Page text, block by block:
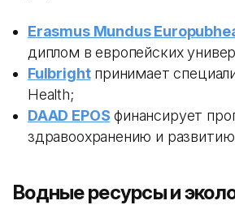
Erasmus Mundus
диплом в европейских
Fulbrightпринимает
Health;
DAAD EPOS финансирует
здравоохранению и
Водные ресурсы и